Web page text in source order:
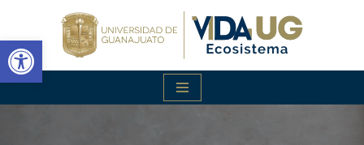
Abrir barra de herramientas
Saltar
al
contenido